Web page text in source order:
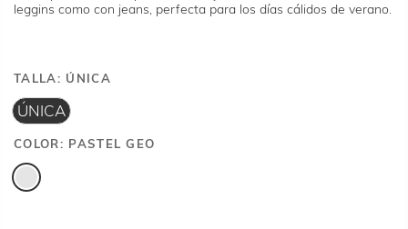
leggins como con jeans, perfecta para los días cálidos de verano.
TALLA: ÚNICA
ÚNICA
COLOR: PASTEL GEO